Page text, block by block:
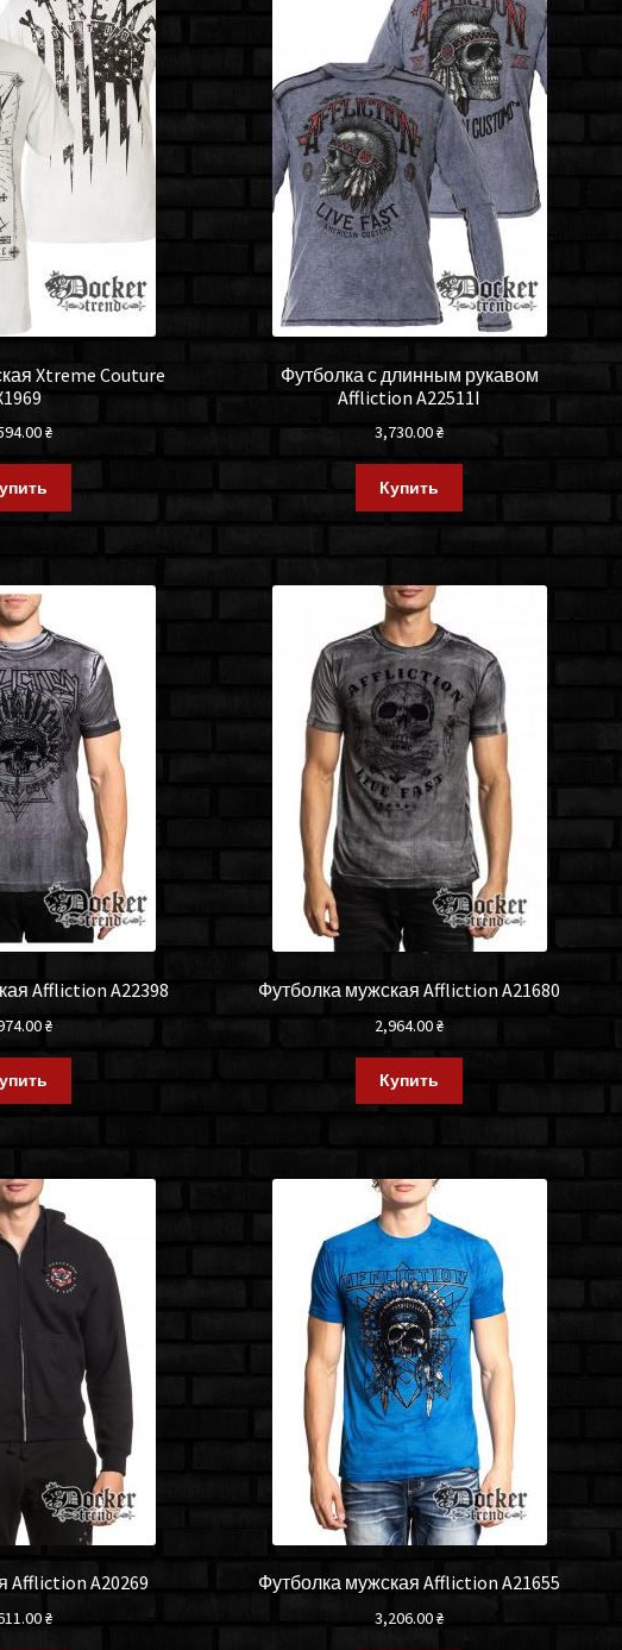
Xtreme Couture
₴
Футболка с длинным рукавом
Affliction A22511I
3,730.00₴
Купить
Affliction A22398
₴
Футболка мужская Affliction A21680
2,964.00₴
Купить
Affliction A20269
₴
Футболка мужская Affliction A21655
3,206.00₴